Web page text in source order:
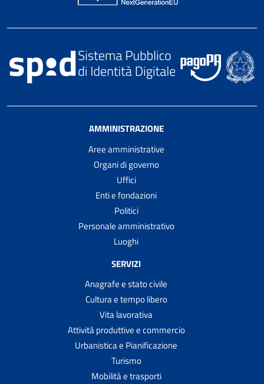
AMMINISTRAZIONE
Aree amministrative
Organi di governo
Uffici
Enti e fondazioni
Politici
Personale amministrativo
Luoghi
SERVIZI
Anagrafe e stato civile
Cultura e tempo libero
Vita lavorativa
Attività produttive e commercio
Urbanistica e Pianificazione
Turismo
Mobilità e trasporti